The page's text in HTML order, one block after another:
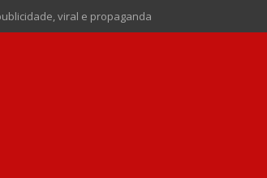
viral e propaganda